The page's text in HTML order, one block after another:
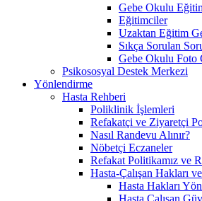
Gebe Okulu
Eğitimciler
Uzaktan Eğitim
Sıkça Sorulan
Gebe Okulu Foto
Psikososyal Destek Merkezi
Yönlendirme
Hasta Rehberi
Poliklinik İşlemleri
Refakatçi ve Ziyaretçi
Nasıl Randevu Alınır?
Nöbetçi Eczaneler
Refakat Politikamız ve
Hasta-Çalışan Hakları
Hasta Hakları
Hasta Çalışan